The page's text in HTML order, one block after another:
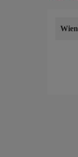
Wien